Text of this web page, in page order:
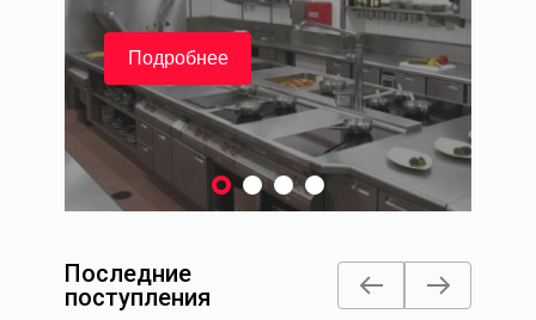
Подробнее
Последние
поступления